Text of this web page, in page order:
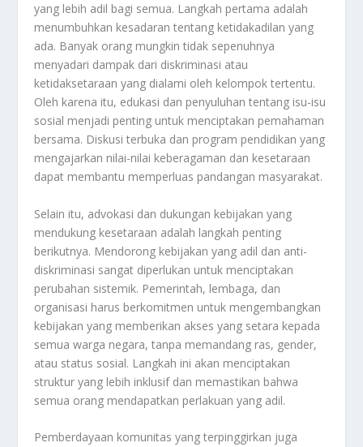
yang lebih adil bagi semua. Langkah pertama adalah
menumbuhkan kesadaran tentang ketidakadilan yang
ada. Banyak orang mungkin tidak sepenuhnya
menyadari dampak dari diskriminasi atau
ketidaksetaraan yang dialami oleh kelompok tertentu.
Oleh karena itu, edukasi dan penyuluhan tentang isu-isu
sosial menjadi penting untuk menciptakan pemahaman
bersama. Diskusi terbuka dan program pendidikan yang
mengajarkan nilai-nilai keberagaman dan kesetaraan
dapat membantu memperluas pandangan masyarakat.
Selain itu, advokasi dan dukungan kebijakan yang
mendukung kesetaraan adalah langkah penting
berikutnya. Mendorong kebijakan yang adil dan anti-
diskriminasi sangat diperlukan untuk menciptakan
perubahan sistemik. Pemerintah, lembaga, dan
organisasi harus berkomitmen untuk mengembangkan
kebijakan yang memberikan akses yang setara kepada
semua warga negara, tanpa memandang ras, gender,
atau status sosial. Langkah ini akan menciptakan
struktur yang lebih inklusif dan memastikan bahwa
semua orang mendapatkan perlakuan yang adil.
Pemberdayaan komunitas yang terpinggirkan juga